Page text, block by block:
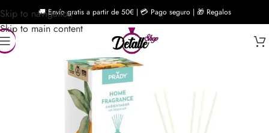
Skip to navigation
Skip to main content
🚚 Envío gratis a partir de 50€ | 💳 Pago seguro | 🎁 Regalos